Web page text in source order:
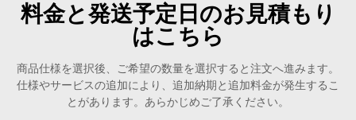
料金と発送予定日のお見積もり
はこちら
商品仕様を選択後、ご希望の数量を選択すると注文へ進みます。
仕様やサービスの追加により、追加納期と追加料金が発生するこ
とがあります。あらかじめご了承ください。